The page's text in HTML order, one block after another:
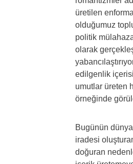
üretilen
olduğumuz
politik
olarak
edilgenlik
umutlar üreten
örneğinde
Bugünün
iradesi
doğuran